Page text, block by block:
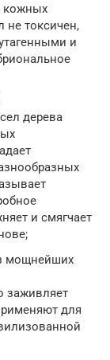
кожных
не токсичен,
и
дерева
и смягчает
мощнейших
заживляет
для